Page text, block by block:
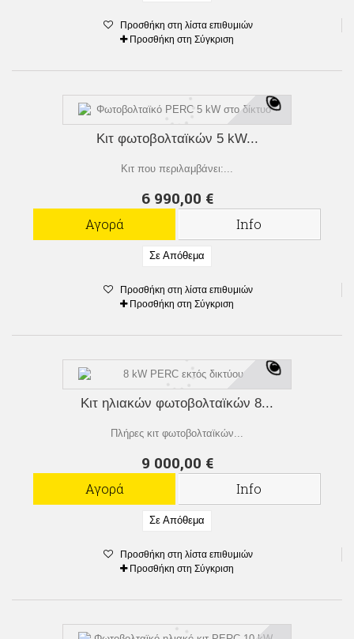
Προσθήκη στη λίστα επιθυμιών
Προσθήκη στη Σύγκριση
Κιτ φωτοβολταϊκών 5 kW...
Κιτ που περιλαμβάνει:...
6 990,00 €
Αγορά Info
Σε Απόθεμα
Προσθήκη στη λίστα επιθυμιών
Προσθήκη στη Σύγκριση
Κιτ ηλιακών φωτοβολταϊκών 8...
Πλήρες κιτ φωτοβολταϊκών...
9 000,00 €
Αγορά Info
Σε Απόθεμα
Προσθήκη στη λίστα επιθυμιών
Προσθήκη στη Σύγκριση